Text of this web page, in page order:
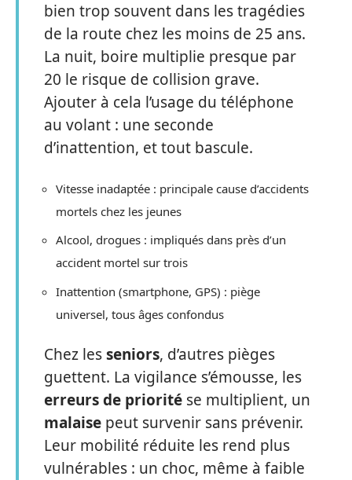
bien trop souvent dans les tragédies
de la route chez les moins de 25 ans.
La nuit, boire multiplie presque par
20 le risque de collision grave.
Ajouter à cela l’usage du téléphone
au volant : une seconde
d’inattention, et tout bascule.
Vitesse inadaptée : principale cause d’accidents
mortels chez les jeunes
Alcool, drogues : impliqués dans près d’un
accident mortel sur trois
Inattention (smartphone, GPS) : piège
universel, tous âges confondus
Chez lesseniors, d’autres pièges
guettent. La vigilance s’émousse, les
erreurs de priorité se multiplient, un
malaise peut survenir sans prévenir.
Leur mobilité réduite les rend plus
vulnérables : un choc, même à faible